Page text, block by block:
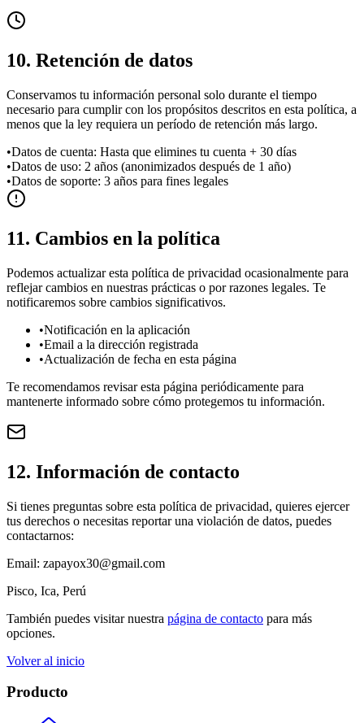
10. Retención de datos
Conservamos tu información personal solo durante el tiempo
necesario para cumplir con los propósitos descritos en esta política, a
menos que la ley requiera un período de retención más largo.
•Datos de cuenta: Hasta que elimines tu cuenta + 30 días
•Datos de uso: 2 años (anonimizados después de 1 año)
•Datos de soporte: 3 años para fines legales
11. Cambios en la política
Podemos actualizar esta política de privacidad ocasionalmente para
reflejar cambios en nuestras prácticas o por razones legales. Te
notificaremos sobre cambios significativos.
•Notificación en la aplicación
•Email a la dirección registrada
•Actualización de fecha en esta página
Te recomendamos revisar esta página periódicamente para
mantenerte informado sobre cómo protegemos tu información.
12. Información de contacto
Si tienes preguntas sobre esta política de privacidad, quieres ejercer
tus derechos o necesitas reportar una violación de datos, puedes
contactarnos:
Email: zapayox30@gmail.com
Pisco, Ica, Perú
También puedes visitar nuestra página de contacto para más
opciones.
Volver al inicio
Producto